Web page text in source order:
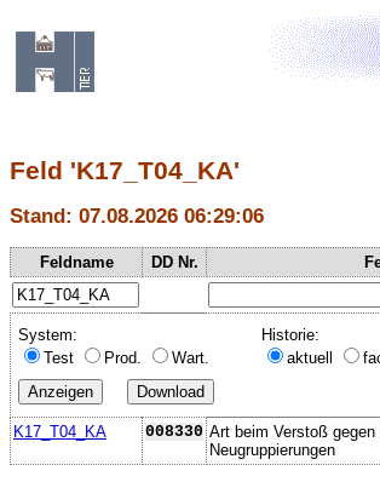
Feld 'K17_T04_KA'
Stand: 07.08.2026 06:29:06
Feldname DD Nr.
System:
Test
Prod. Wart.
Historie:
aktuell
K17_T04_KA 008330 Art beim Verstoß
Neugruppierungen